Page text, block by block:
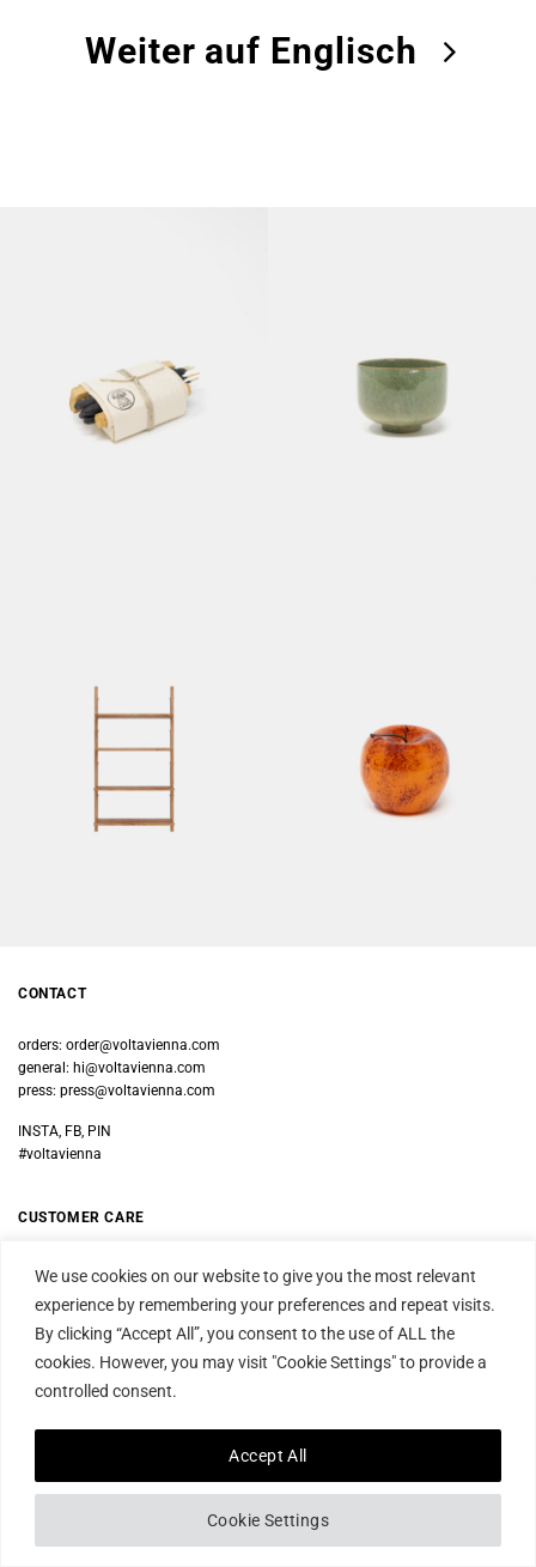
We use cookies on our website to give you the most relevant
experience by remembering your preferences and repeat visits.
By clicking “Accept All”, you consent to the use of ALL the
cookies. However, you may visit "Cookie Settings" to provide a
controlled consent.
Cookie Settings
Accept All
Weiter auf Englisch
CONTACT
orders: order@voltavienna.com
general: hi@voltavienna.com
press: press@voltavienna.com
INSTA, FB, PIN
#voltavienna
CUSTOMER CARE
PAYMENT OPTIONS
SHIPPING OPTIONS
RETURNS
ARCHIVE SALE
PRESS AND MEDIA–IMAGE REQUESTS